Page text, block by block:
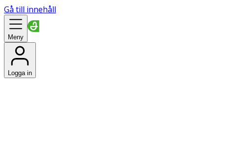
Gå till innehåll
Meny
Logga in